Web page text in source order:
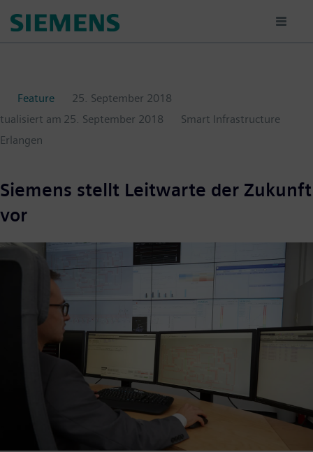
para
Feature
25. September 2018
am 25. September 2018
Smart Infrastructure
Erlangen
Siemens stellt Leitwarte der Zukunft
vor